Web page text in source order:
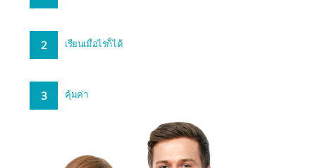
2 เรียนเมื่อไรก็ได้
3 คุ้มค่า